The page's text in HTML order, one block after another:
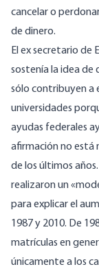
cancelar o
de dinero.
El ex secretario de
sostenía la idea de
sólo contribuyen a
universidades
ayudas federales
afirmación no está
de los últimos
realizaron un «
para explicar el
1987 y 2010. De
matrículas en
únicamente a los